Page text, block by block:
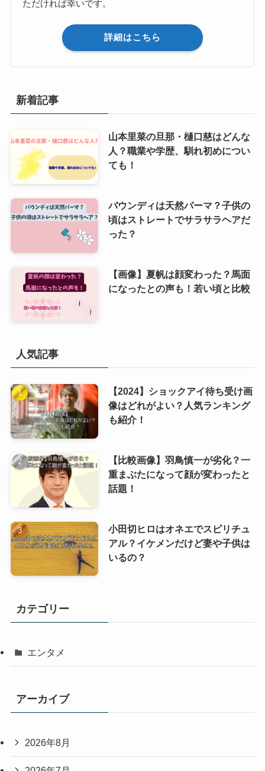
ただければ幸いです。
詳細はこちら
新着記事
山本里菜の旦那・樋口慈はどんな
人？職業や学歴、馴れ初めについ
ても！
バウンディは天然パーマ？子供の
頃はストレートでサラサラヘアだ
った？
【画像】夏帆は顔変わった？馬面
になったとの声も！若い頃と比較
人気記事
【2024】ショックアイ待ち受け画
像はどれがよい？人気ランキング
も紹介！
【比較画像】羽鳥慎一が劣化？一
重まぶたになって顔が変わったと
話題！
小田切ヒロはオネエでスピリチュ
アル？イケメンだけど妻や子供は
いるの？
カテゴリー
エンタメ
アーカイブ
2026年8月